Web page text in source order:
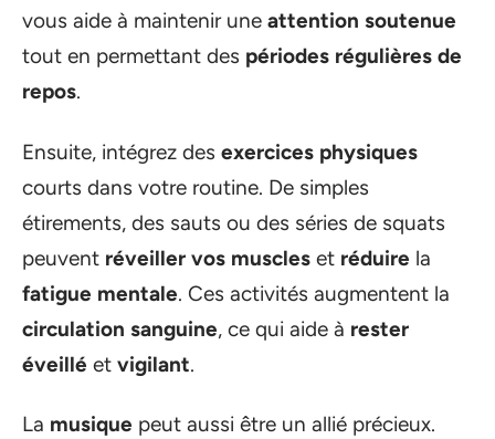
vous aide à maintenir une attention soutenue
tout en permettant des périodes régulières de
repos.
Ensuite, intégrez des exercices physiques
courts dans votre routine. De simples
étirements, des sauts ou des séries de squats
peuvent réveiller vos muscles et réduire la
fatigue mentale. Ces activités augmentent la
circulation sanguine, ce qui aide à rester
éveillé et vigilant.
La musique peut aussi être un allié précieux.